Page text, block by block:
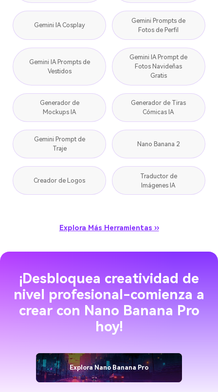
Gemini IA Cosplay
Gemini Prompts de
Fotos de Perfil
Gemini IA Prompts de
Vestidos
Gemini IA Prompt de
Fotos Navideñas
Gratis
Generador de
Mockups IA
Generador de Tiras
Cómicas IA
Gemini Prompt de
Traje
Nano Banana 2
Creador de Logos
Traductor de
Imágenes IA
Explora Más Herramientas ››
¡Desbloquea creatividad de
nivel profesional-comienza a
crear con Nano Banana Pro
hoy!
Explora Nano Banana Pro